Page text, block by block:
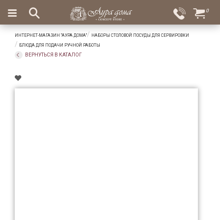
Вход
Избранное
×
Салоны
Доставка
Оплата
Ароматы
0
ИНТЕРНЕТ-МАГАЗИН "АУРА ДОМА"
НАБОРЫ СТОЛОВОЙ ПОСУДЫ ДЛЯ СЕРВИРОВКИ
БЛЮДА ДЛЯ ПОДАЧИ РУЧНОЙ РАБОТЫ
ВЕРНУТЬСЯ В КАТАЛОГ